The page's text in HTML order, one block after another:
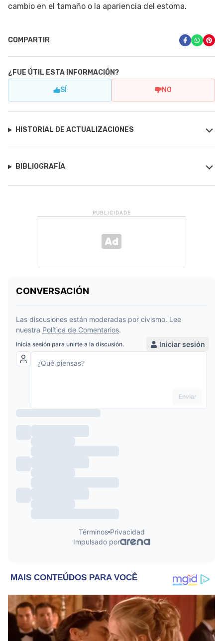
cambio en el tamaño o la apariencia del estoma.
COMPARTIR
¿FUE ÚTIL ESTA INFORMACIÓN?
SÍ NO
HISTORIAL DE ACTUALIZACIONES
BIBLIOGRAFÍA
PUBLICIDADE